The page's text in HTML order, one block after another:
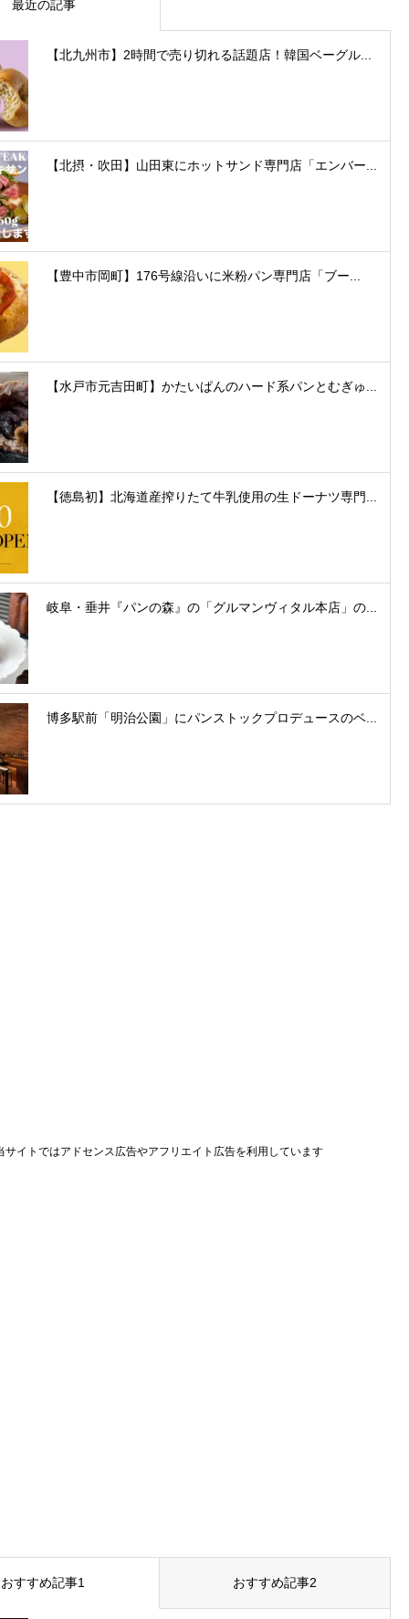
最近の記事
【北九州市】2時間で売り切れる話題店！韓国ベーグル...
【北摂・吹田】山田東にホットサンド専門店「エンバー...
【豊中市岡町】176号線沿いに米粉パン専門店「ブー...
【水戸市元吉田町】かたいぱんのハード系パンとむぎゅ...
【徳島初】北海道産搾りたて牛乳使用の生ドーナツ専門...
岐阜・垂井『パンの森』の「グルマンヴィタル本店」の...
博多駅前「明治公園」にパンストックプロデュースのベ...
サイトではアドセンス広告やアフリエイト広告を利用しています
おすすめ記事1 おすすめ記事2